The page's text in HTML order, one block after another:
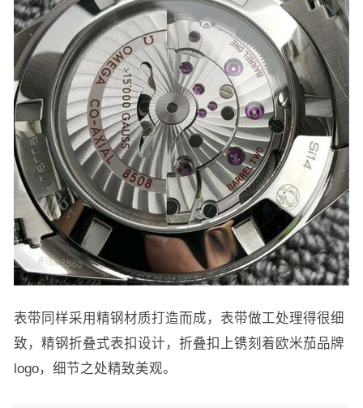
表带同样采用精钢材质打造而成，表带做工处理得很细
致，精钢折叠式表扣设计，折叠扣上镌刻着欧米茄品牌
logo，细节之处精致美观。